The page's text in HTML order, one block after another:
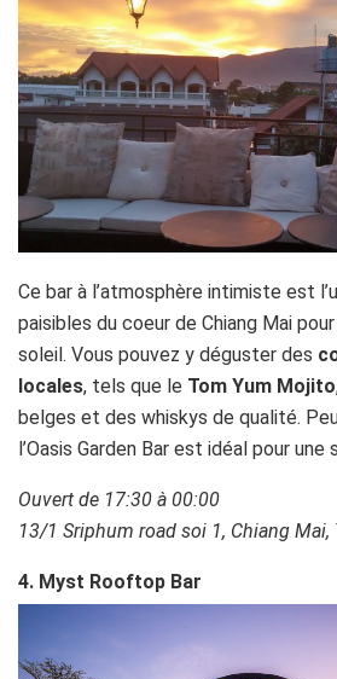
Ce bar à l’atmosphère intimiste est
paisibles du coeur de Chiang Mai
soleil. Vous pouvez y déguster des
locales, tels que le Tom Yum Mojito
belges et des whiskys de qualité.
l’Oasis Garden Bar est idéal pour une
Ouvert de 17:30 à 00:00
13/1 Sriphum road soi 1, Chiang Mai,
4. Myst Rooftop Bar